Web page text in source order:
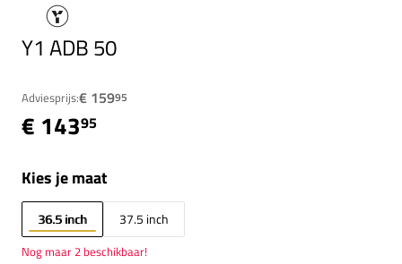
Y1 ADB 50
Adviesprijs:€ 15995
€ 14395
Kies je maat
36.5 inch 37.5 inch
Nog maar 2 beschikbaar!